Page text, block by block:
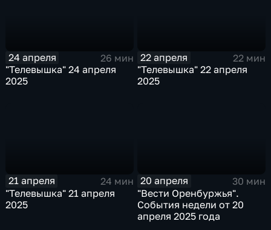
24 апреля
26 мин
"Телевышка" 24 апреля
2025
22 апреля
22 мин
"Телевышка" 22 апреля
2025
21 апреля
24 мин
"Телевышка" 21 апреля
2025
20 апреля
30 мин
"Вести Оренбуржья".
События недели от 20
апреля 2025 года